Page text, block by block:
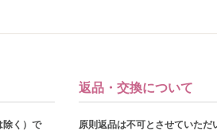
除く）で
返品・交換について
原則返品は不可とさせていただ